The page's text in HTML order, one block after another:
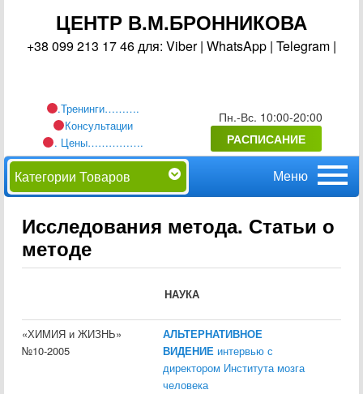
ЦЕНТР В.М.БРОННИКОВА
+38 099 213 17 46 для: Viber | WhatsApp | Telegram |
.Тренинги……….
Консультации
. Цены…………….
Пн.-Вс. 10:00-20:00
РАСПИСАНИЕ
Категории Товаров
Главное
меню
Перейти
Исследования метода. Статьи о
методе
НАУКА
«ХИМИЯ и ЖИЗНЬ»
№10-2005
АЛЬТЕРНАТИВНОЕ
ВИДЕНИЕ интервью с
директором Института мозга
человека